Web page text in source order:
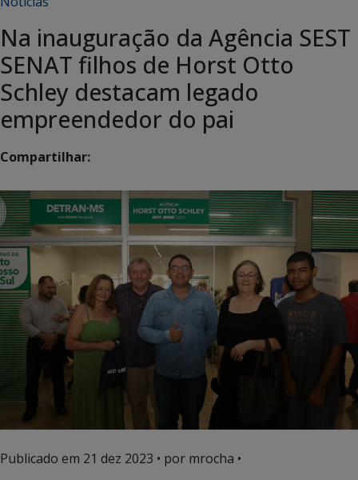
Na inauguração da Agência SEST
SENAT filhos de Horst Otto
Schley destacam legado
empreendedor do pai
Compartilhar:
Publicado em 21 dez 2023 • por mrocha •